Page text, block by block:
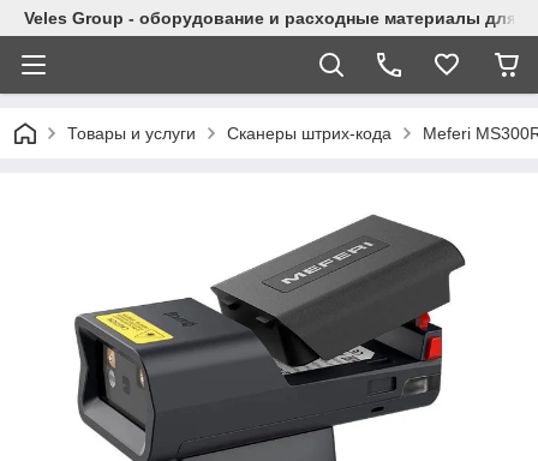
Veles Group - оборудование и расходные материалы для
Товары и услуги Сканеры штрих-кода Meferi